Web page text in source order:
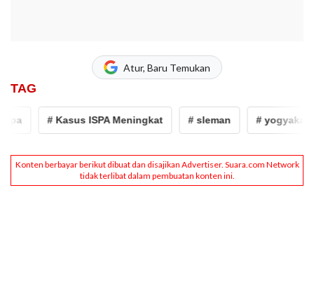
Atur, Baru Temukan
TAG
# Kasus ISPA Meningkat # sleman # yogyakarta